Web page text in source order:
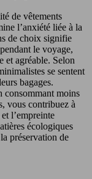
de vêtements
l’anxiété liée à la
de choix signifie
le voyage,
et agréable. Selon
se sentent
bagages.
moins
vous contribuez à
l’empreinte
écologiques
préservation de